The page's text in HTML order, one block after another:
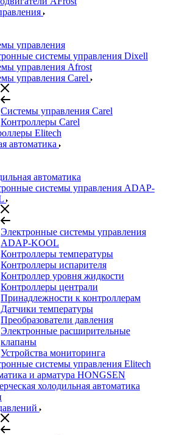
управления
системы управления Dixell
управления Afrost
управления Carel
Системы управления Carel
Контроллеры Carel
Elitech
автоматика
автоматика
системы управления ADAP-
Электронные системы управления
ADAP-KOOL
Контроллеры температуры
Контроллеры испарителя
Контроллер уровня жидкости
Контроллеры централи
Принадлежности к контроллерам
Датчики температуры
Преобразователи давления
Электронные расширительные
клапаны
Устройства мониторинга
системы управления Elitech
и арматура HONGSEN
холодильная автоматика